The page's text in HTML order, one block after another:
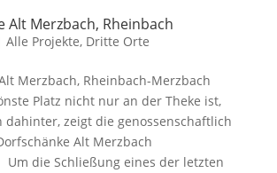
Alt Merzbach, Rheinbach
Alle Projekte, Dritte Orte
Merzbach, Rheinbach-Merzbach
Platz nicht nur an der Theke ist,
dahinter, zeigt die genossenschaftlich
Alt Merzbach
die Schließung eines der letzten